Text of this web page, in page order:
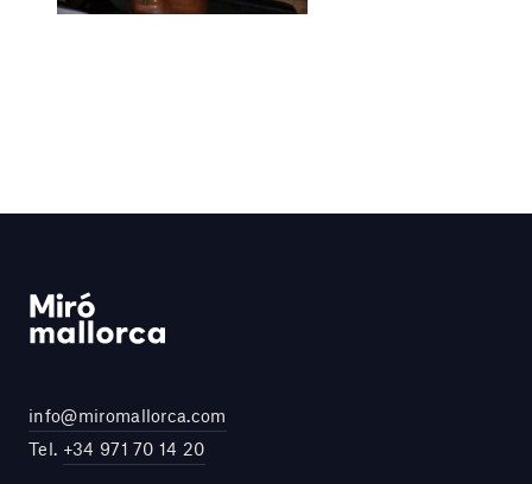
info@miromallorca.com
Tel. +34 971 70 14 20